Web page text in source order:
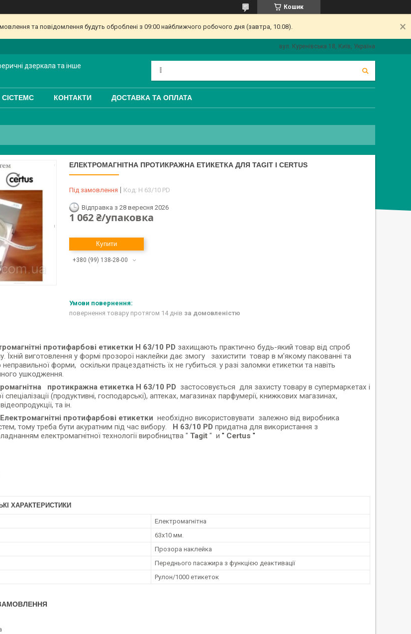
Кошик
та повідомлення будуть оброблені з 09:00 найближчого робочого дня (завтра, 10.08).
вул. Куренівська 18, Київ, Україна
дзеркала та інше
СІСТЕМС КОНТАКТИ ДОСТАВКА ТА ОПЛАТА
ЕЛЕКТРОМАГНІТНА ПРОТИКРАЖНА ЕТИКЕТКА ДЛЯ TAGIT І CERTUS
Під замовлення Код: H 63/10 PD
Відправка з 28 вересня 2026
1 062 ₴/упаковка
Купити
+380 (99) 138-28-00
повернення товару протягом 14 днів за домовленістю
протифарбові етикетки H 63/10 PD захищають практично будь-який товар від спроб
Їхній виготовлення у формі прозорої наклейки дає змогу захистити товар в м'якому пакованні та
форми, оскільки працездатність їх не губиться. у разі заломки етикетки та навіть
ушкодження.
протикражна етикетка H 63/10 PD застосовується для захисту товару в супермаркетах і
спеціалізації (продуктивні, господарські), аптеках, магазинах парфумерії, книжкових магазинах,
та ін.
Електромагнітні протифарбові етикетки необхідно використовувати залежно від виробника
тому треба бути акуратним під час вибору. H 63/10 PD придатна для використання з
електромагнітної технології виробництва " Tagit​ " и " Certus​ "
ХАРАКТЕРИСТИКИ
Електромагнітна
63х10 мм.
Прозора наклейка
Переднього пасажира з функцією деактивації
Рулон/1000 етикеток